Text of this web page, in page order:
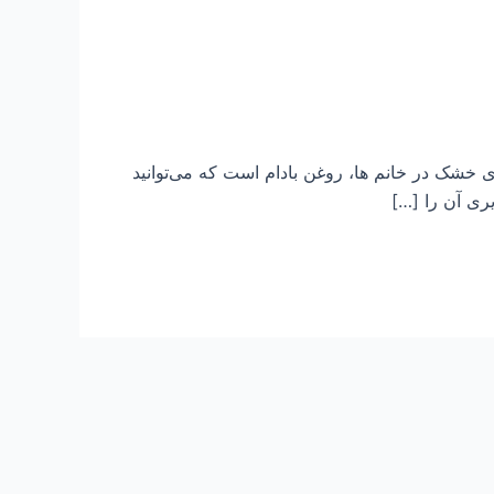
در خانم ها، روغن بادام است که می‌توانید
آن را […]